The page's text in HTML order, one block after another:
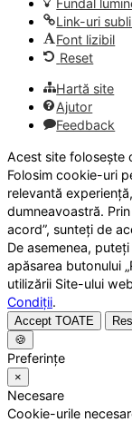
Fundal
Link-uri
Font lizibil
Reset
Hartă site
Ajutor
Feedback
Acest site folosește
Folosim cookie-uri
relevantă
dumneavoastră.
acord”, sunteți de
De asemenea,
apăsarea butonului
utilizării Site-ului
Condiții.
Accept TOATE
🍪
Preferințe
×
Necesare
Cookie-urile